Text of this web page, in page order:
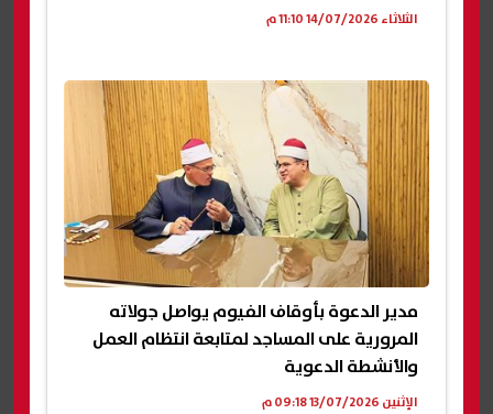
الثلاثاء 14/07/2026 11:10 م
مدير الدعوة بأوقاف الفيوم يواصل جولاته
المرورية على المساجد لمتابعة انتظام العمل
والأنشطة الدعوية
الإثنين 13/07/2026 09:18 م